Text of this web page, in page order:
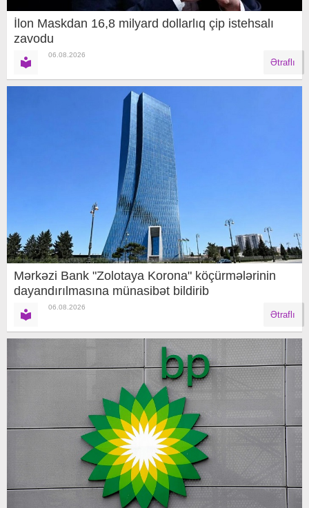
İlon Maskdan 16,8 milyard dollarlıq çip istehsalı
zavodu
06.08.2026
Ətraflı
Mərkəzi Bank "Zolotaya Korona" köçürmələrinin
dayandırılmasına münasibət bildirib
06.08.2026
Ətraflı